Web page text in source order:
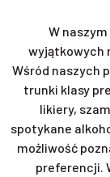
W
wyjątkowych
Wśród naszych
trunki klasy
likiery,
spotykane
możliwość
preferencji.